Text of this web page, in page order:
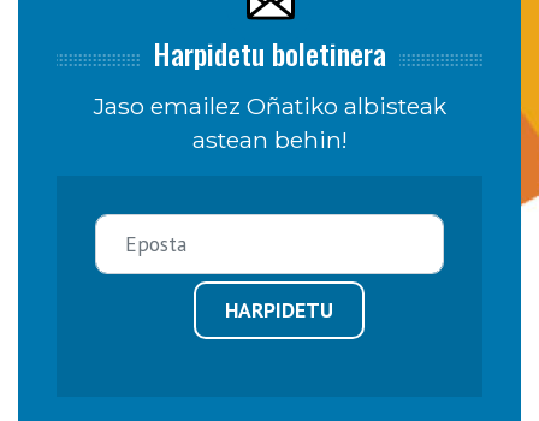
Harpidetu boletinera
Jaso emailez Oñatiko albisteak
astean behin!
HARPIDETU